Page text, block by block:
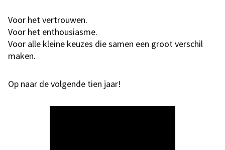
Voor het vertrouwen.
Voor het enthousiasme.
Voor alle kleine keuzes die samen een groot verschil
maken.
Op naar de volgende tien jaar!